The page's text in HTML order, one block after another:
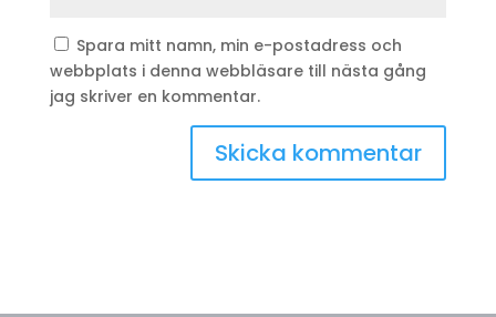
Spara mitt namn, min e-postadress och
webbplats i denna webbläsare till nästa gång
jag skriver en kommentar.